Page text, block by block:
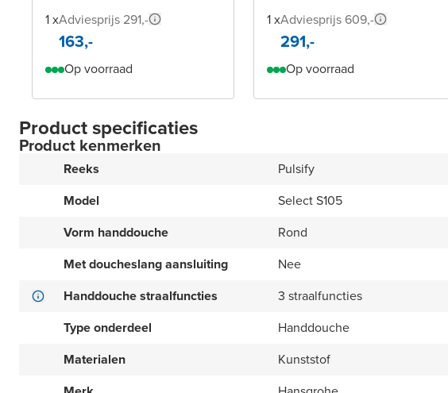
1 xAdviesprijs 291,-
163,-
Op voorraad
1 xAdviesprijs 609,-
291,-
Op voorraad
Product specificaties
Product kenmerken
Reeks
Pulsify
Model
Select S105
Vorm handdouche
Rond
Met doucheslang aansluiting
Nee
Handdouche straalfuncties
3 straalfuncties
Type onderdeel
Handdouche
Materialen
Kunststof